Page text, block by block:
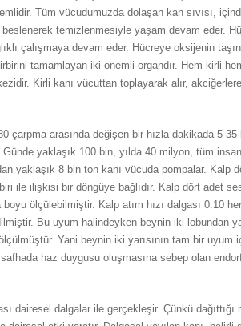
Tüm vücudumuzda dolaşan kan sıvısı,
beslenerek temizlenmesiyle yaşam devam eder.
çalışmaya devam eder. Hücreye oksijenin
tamamlayan iki önemli organdır. Hem kirli
Kirli kanı vücuttan toplayarak alır,
çarpma arasında değişen bir hızla dakikada 5-
Günde yaklaşık 100 bin, yılda 40 milyon, tüm
yaklaşık 8 bin ton kanı vücuda pompalar. Kalp
ile ilişkisi bir döngüye bağlıdır. Kalp dört adet ses
boyu ölçülebilmiştir. Kalp atım hızı dalgası 0.10
Bu uyum halindeyken beynin iki lobundan
Yani beynin iki yarısının tam bir uyum
haz duygusu oluşmasına sebep olan
dairesel dalgalar ile gerçekleşir. Çünkü dağıttığı